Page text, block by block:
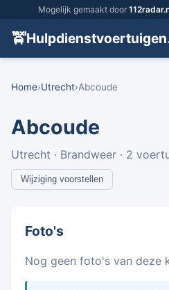
Mogelijk gemaakt door
🚖Hulpdienstvoertuigen
Home›Utrecht›Abcoude
Abcoude
Utrecht · Brandweer · 2
Wijziging voorstellen
Foto's
Nog geen foto's van deze